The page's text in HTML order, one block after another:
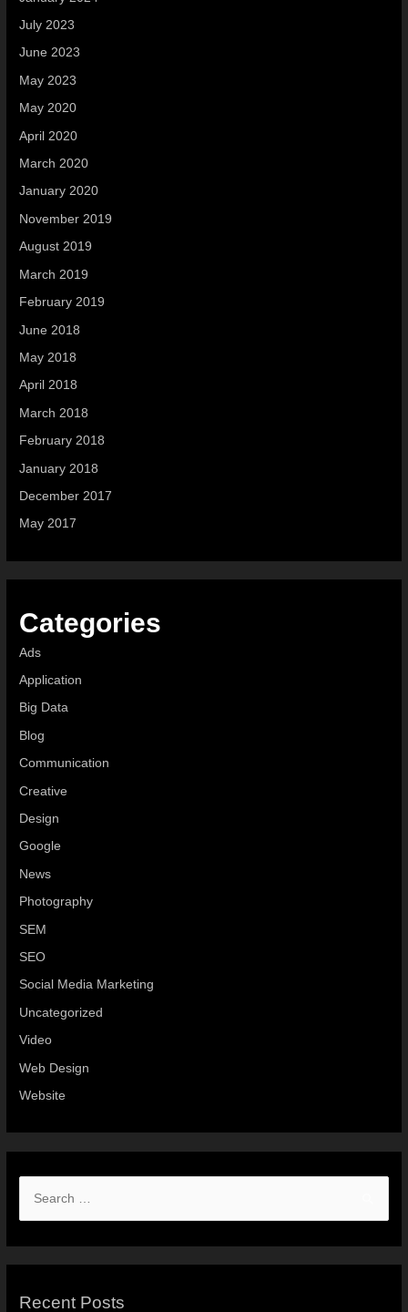
July 2023
June 2023
May 2023
May 2020
April 2020
March 2020
January 2020
November 2019
August 2019
March 2019
February 2019
June 2018
May 2018
April 2018
March 2018
February 2018
January 2018
December 2017
May 2017
Categories
Ads
Application
Big Data
Blog
Communication
Creative
Design
Google
News
Photography
SEM
SEO
Social Media Marketing
Uncategorized
Video
Web Design
Website
Recent Posts